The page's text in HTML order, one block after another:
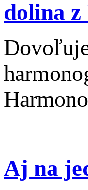
dolina z
Aj na